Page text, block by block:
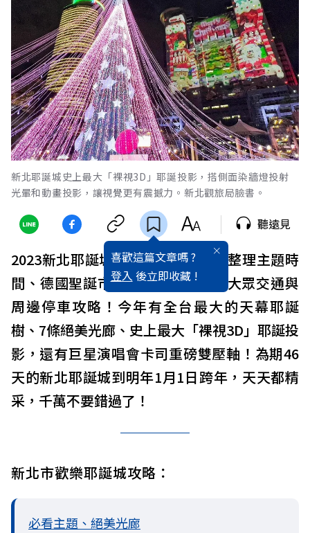
新北耶誕城史上最大「裸視3D」耶誕投影，搭側面染牆燈投射
光暈和動畫投影，讓視覺更有震撼力。新北觀旅局臉書。
喜歡這篇文章嗎 ?
登入 後立即收藏 !
聽遠見
2023新北耶誕城盛大開城，為大家整理主題時
間、 德國聖誕市集、演唱會卡司、大眾交通與
周邊停車攻略！今年有全台最大的天幕耶誕
樹、7條絕美光廊、史上最大「裸視3D」耶誕投
影，還有巨星演唱會卡司重磅雙壓軸！為期46
天的新北耶誕城到明年1月1日跨年，天天都精
采，千萬不要錯過了！
新北市歡樂耶誕城攻略：
必看主題、絕美光廊